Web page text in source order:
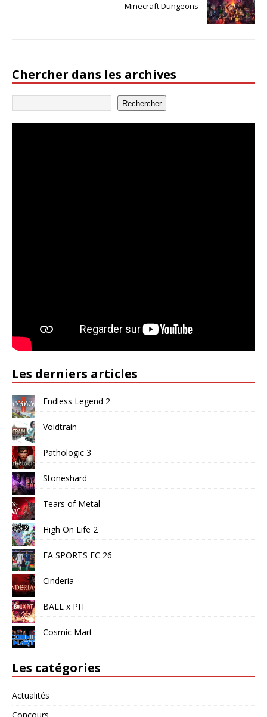
Minecraft Dungeons
Chercher dans les archives
Rechercher
Les derniers articles
Endless Legend 2
Voidtrain
Pathologic 3
Stoneshard
Tears of Metal
High On Life 2
EA SPORTS FC 26
Cinderia
BALL x PIT
Cosmic Mart
Les catégories
Actualités